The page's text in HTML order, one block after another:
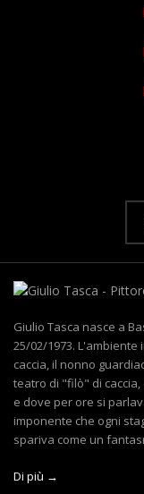
Giulio Tasca nasce a
25/02/1973.
caccia, il nonno
teatro di "filò" di
e dove per ore si
imponente che ogni
spariva come un
Di più →